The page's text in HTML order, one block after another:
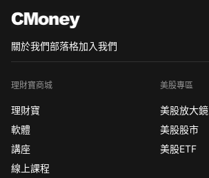
關於我們部落格加入我們
理財寶商城
理財寶
軟體
講座
線上課程
美股專區
美股放大鏡
美股股市
美股ETF